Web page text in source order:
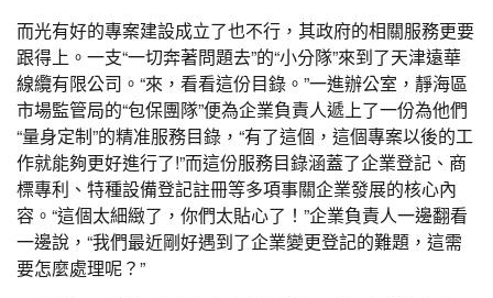
而光有好的專案建設成立了也不行，其政府的相關服務更要
跟得上。一支“一切奔著問題去”的“小分隊”來到了天津遠華
線纜有限公司。“來，看看這份目錄。”一進辦公室，靜海區
市場監管局的“包保團隊”便為企業負責人遞上了一份為他們
“量身定制”的精准服務目錄，“有了這個，這個專案以後的工
作就能夠更好進行了!”而這份服務目錄涵蓋了企業登記、商
標專利、特種設備登記註冊等多項事關企業發展的核心內
容。“這個太細緻了，你們太貼心了！”企業負責人一邊翻看
一邊說，“我們最近剛好遇到了企業變更登記的難題，這需
要怎麼處理呢？”